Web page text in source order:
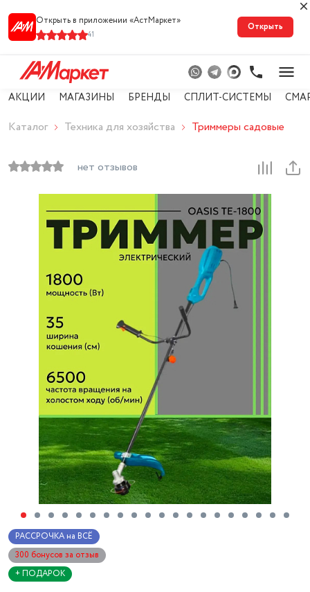
Открыть в приложении «АстМарке‪т‬»
41
Открыть
АКЦИИ МАГАЗИНЫ БРЕНДЫ СПЛИТ-СИСТЕМЫ
Каталог Техника для хозяйства Триммеры садовые
нет отзывов
РАССРОЧКА на ВСЁ
300 бонусов за отзыв
+ ПОДАРОК